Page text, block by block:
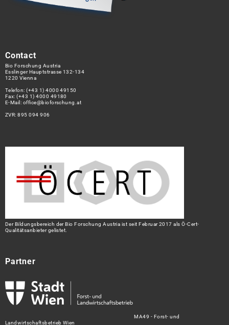
Contact
Bio Forschung Austria
Esslinger Hauptstrasse 132-134
1220 Vienna
Telefon:(+43 1) 4000 49150
Fax: (+43 1) 4000 49180
E-Mail: office@bioforschung.at
ZVR: 895 094 906
Der Bildungsbereich der Bio Forschung Austria ist seit Februar 2017 als Ö-Cert-
Qualitätsanbieter gelistet.
Partner
MA49 - Forst- und
Landwirtschaftsbetrieb Wien